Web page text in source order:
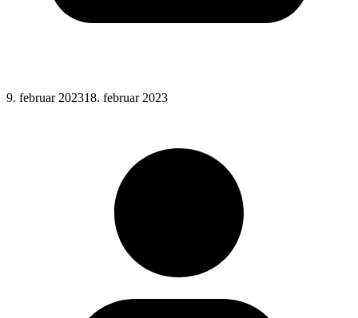
Posted
9. februar 202318. februar 2023